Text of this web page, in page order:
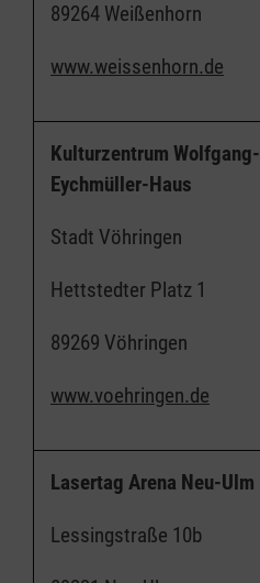
89264 Weißenhorn
www.weissenhorn.de
Kulturzentrum Wolfgang-
Eychmüller-Haus
Stadt Vöhringen
Hettstedter Platz 1
89269 Vöhringen
www.voehringen.de
Lasertag Arena Neu-Ulm
Lessingstraße 10b